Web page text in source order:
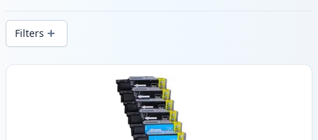
snelle levering vanuit lokale voorraad in .
Filters
Producten